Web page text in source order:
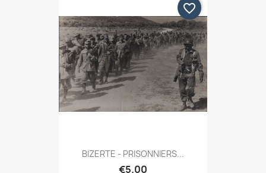
BIZERTE - PRISONNIERS...
€5.00
favorite_border